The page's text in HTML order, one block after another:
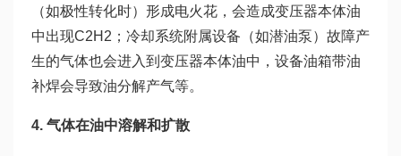
（如极性转化时）形成电火花，会造成变压器本体油
中出现C2H2；冷却系统附属设备（如潜油泵）故障产
生的气体也会进入到变压器本体油中，设备油箱带油
补焊会导致油分解产气等。
4. 气体在油中溶解和扩散